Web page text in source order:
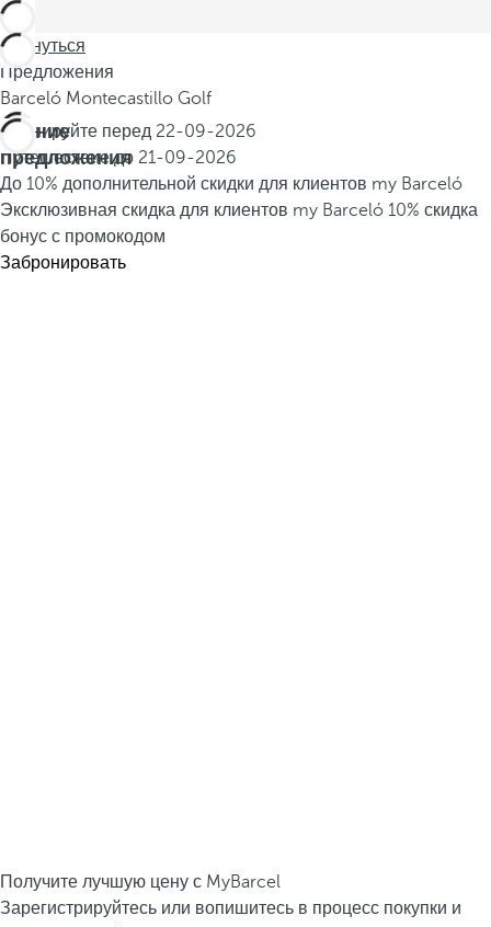
Вернуться
Предложения
Barceló Montecastillo Golf
Летние
предложения
Бронируйте перед 22-09-2026
Путешествие до 21-09-2026
До 10% дополнительной скидки для клиентов my Barceló
Эксклюзивная скидка для клиентов my Barceló 10% скидка
бонус с промокодом
Забронировать
Получите лучшую цену с MyBarcel
Зарегистрируйтесь или вопишитесь в процесс покупки и